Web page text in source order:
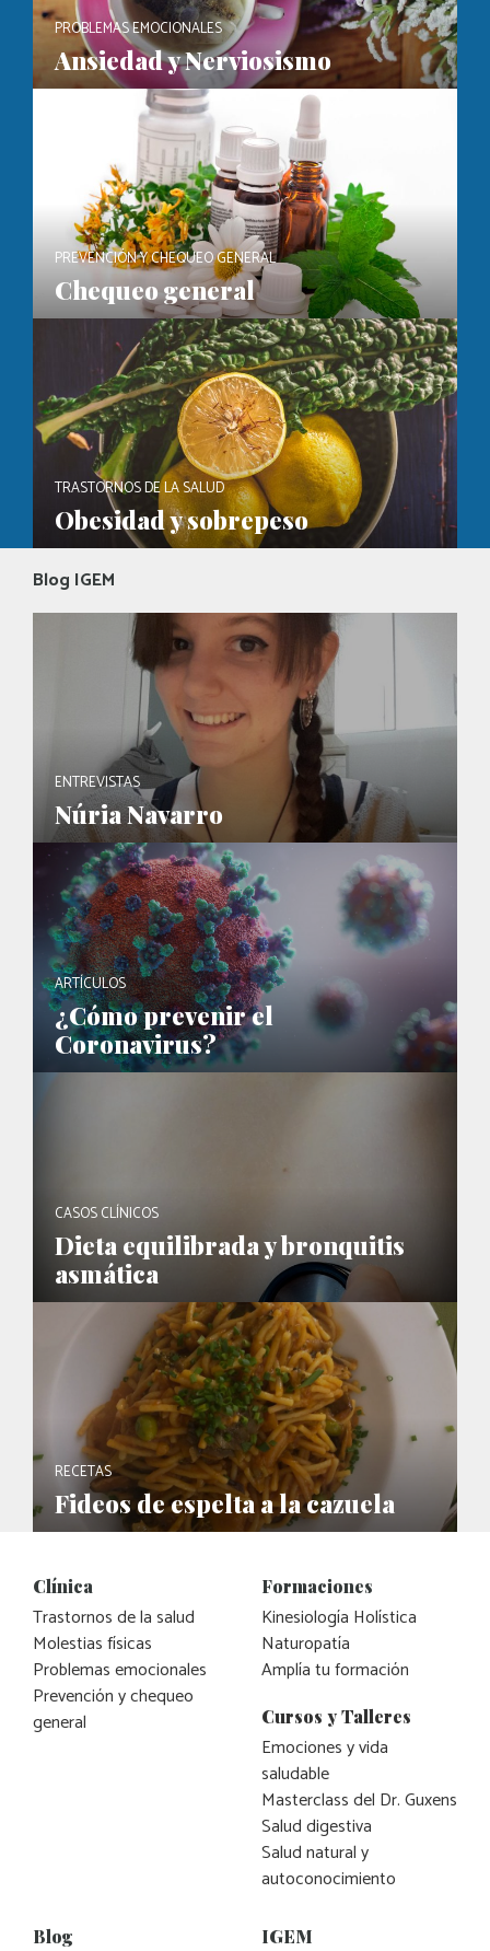
PROBLEMAS EMOCIONALES
Ansiedad y Nerviosismo
PREVENCIÓN Y CHEQUEO GENERAL
Chequeo general
TRASTORNOS DE LA SALUD
Obesidad y sobrepeso
Blog IGEM
ENTREVISTAS
Núria Navarro
ARTÍCULOS
¿Cómo prevenir el
Coronavirus?
CASOS CLÍNICOS
Dieta equilibrada y bronquitis
asmática
RECETAS
Fideos de espelta a la cazuela
Clínica
Trastornos de la salud
Molestias físicas
Problemas emocionales
Prevención y chequeo
general
Formaciones
Kinesiología Holística
Naturopatía
Amplía tu formación
Cursos y Talleres
Emociones y vida
saludable
Masterclass del Dr. Guxens
Salud digestiva
Salud natural y
autoconocimiento
Blog IGEM